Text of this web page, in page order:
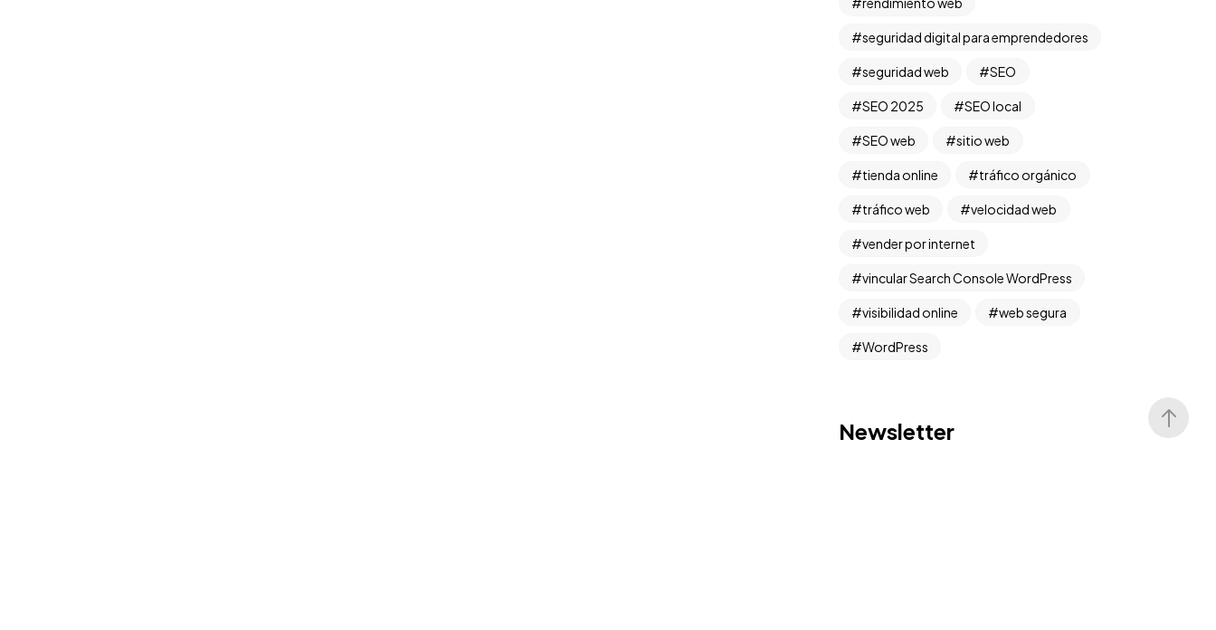
seguridad digital para emprendedores
seguridad web SEO
SEO 2025 SEO local
SEO web sitio web
tienda online tráfico orgánico
tráfico web velocidad web
vender por internet
vincular Search Console WordPress
visibilidad online web segura
WordPress
Newsletter